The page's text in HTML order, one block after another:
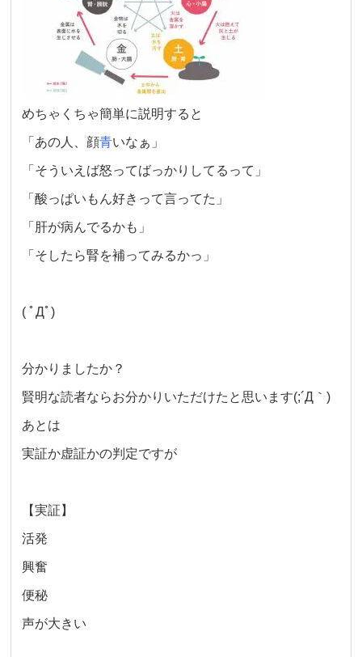
めちゃくちゃ簡単に説明すると
「あの人、顔青いなぁ」
「そういえば怒ってばっかりしてるって」
「酸っぱいもん好きって言ってた」
「肝が病んでるかも」
「そしたら腎を補ってみるかっ」
( ﾟДﾟ)
分かりましたか？
賢明な読者ならお分かりいただけたと思います(;´Д｀)
あとは
実証か虚証かの判定ですが
【実証】
活発
興奮
便秘
声が大きい